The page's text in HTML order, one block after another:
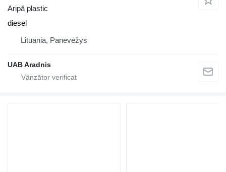
Aripă plastic
diesel
Lituania, Panevėžys
UAB Aradnis